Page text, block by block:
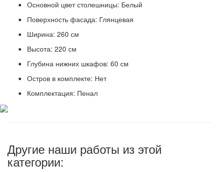
Основной цвет столешницы: Белый
Поверхность фасада: Глянцевая
Ширина: 260 см
Высота: 220 см
Глубина нижних шкафов: 60 см
Остров в комплекте: Нет
Комплектация: Пенал
Другие наши работы из этой
категории: